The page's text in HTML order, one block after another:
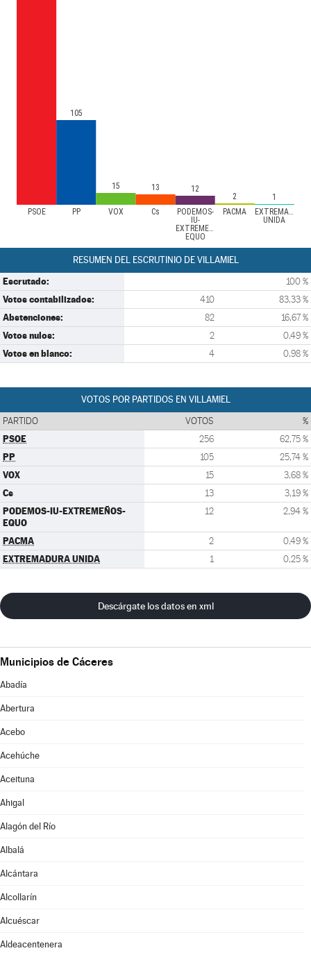
PSOE PP VOX Cs
PODEMOS-
IU-
EXTREMEÑOS-
EQUO
PACMA
EXTREMADURA
UNIDA
105
15 13 12
2 1
RESUMEN DEL ESCRUTINIO DE VILLAMIEL
Escrutado: 100 %
Votos contabilizados: 410 83,33 %
Abstenciones: 82 16,67 %
Votos nulos: 2 0,49 %
Votos en blanco: 4 0,98 %
VOTOS POR PARTIDOS EN VILLAMIEL
PARTIDO VOTOS %
PSOE 256 62,75 %
PP 105 25,74 %
VOX 15 3,68 %
Cs 13 3,19 %
PODEMOS-IU-EXTREMEÑOS-
EQUO
12 2,94 %
PACMA 2 0,49 %
EXTREMADURA UNIDA 1 0,25 %
Descárgate los datos en xml
Municipios de Cáceres
Abadía
Abertura
Acebo
Acehúche
Aceituna
Ahigal
Alagón del Río
Albalá
Alcántara
Alcollarín
Alcuéscar
Aldeacentenera